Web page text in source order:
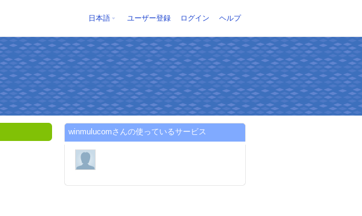
日本語 ユーザー登録 ログイン ヘルプ
winmulucomさんの使っているサービス